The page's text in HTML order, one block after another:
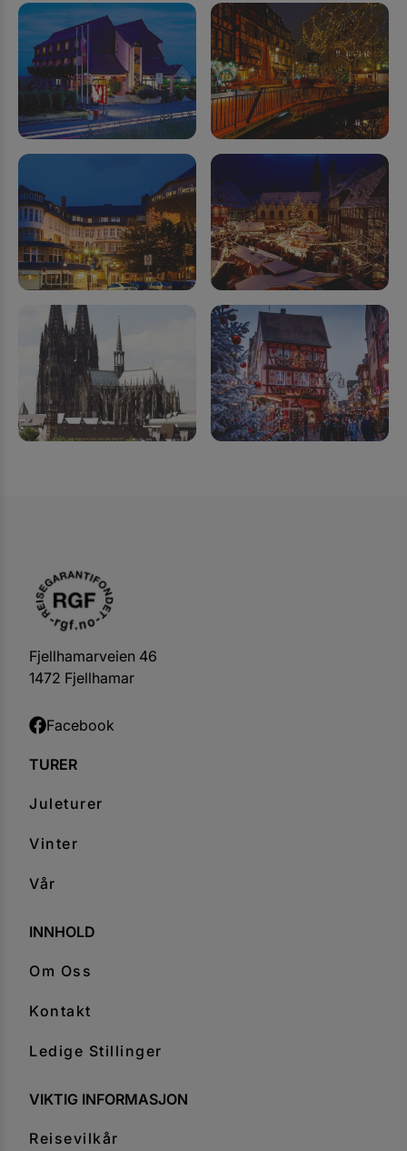
Fjellhamarveien 46
1472 Fjellhamar
Facebook
TURER
Juleturer
Vinter
Vår
INNHOLD
Om Oss
Kontakt
Ledige Stillinger
VIKTIG INFORMASJON
Reisevilkår